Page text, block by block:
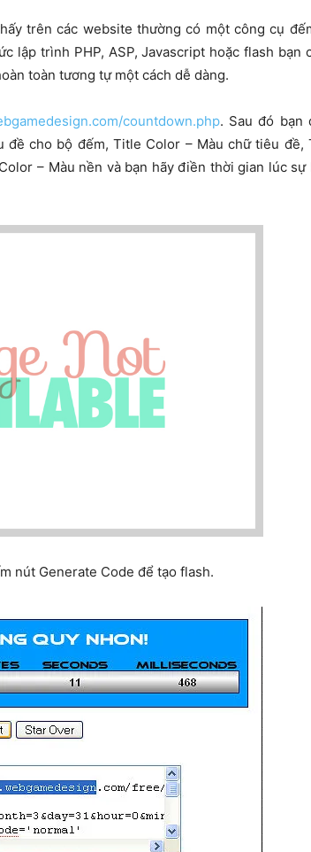
trên các website thường có một công cụ
lập trình PHP, ASP, Javascript hoặc flash bạn
toàn tương tự một cách dễ dàng.
countdown.php. Sau đó bạn
cho bộ đếm, Title Color – Màu chữ tiêu đề,
– Màu nền và bạn hãy điền thời gian lúc sự
nút Generate Code để tạo flash.